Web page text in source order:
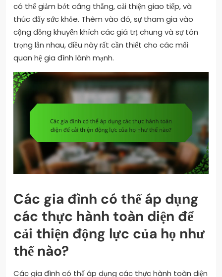
có thể giảm bớt căng thẳng, cải thiện giao tiếp, và
thúc đẩy sức khỏe. Thêm vào đó, sự tham gia vào
cộng đồng khuyến khích các giá trị chung và sự tôn
trọng lẫn nhau, điều này rất cần thiết cho các mối
quan hệ gia đình lành mạnh.
Các gia đình có thể áp dụng
các thực hành toàn diện để
cải thiện động lực của họ như
thế nào?
Các gia đình có thể áp dụng các thực hành toàn diện